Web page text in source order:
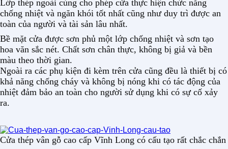
Lớp thép ngoài cùng cho phép cửa thực hiện chức năng
chống nhiệt và ngăn khói tốt nhất cũng như duy trì được an
toàn của người và tài sản lâu nhất.
Bề mặt cửa được sơn phủ một lớp chống nhiệt và sơn tạo
hoa văn sắc nét. Chất sơn chân thực, không bị giả và bền
màu theo thời gian.
Ngoài ra các phụ kiện đi kèm trên cửa cũng đều là thiết bị có
khả năng chống cháy và không bị nóng khi có tác động của
nhiệt đảm bảo an toàn cho người sử dụng khi có sự cố xảy
ra.
Cửa thép vân gỗ cao cấp Vĩnh Long có cấu tạo rất chắc chắn